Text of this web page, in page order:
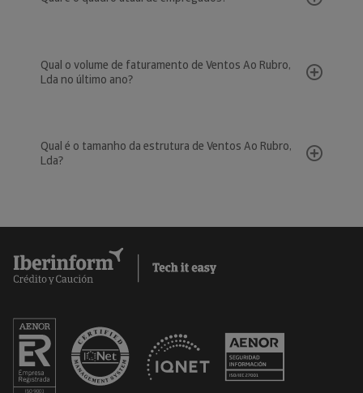
Qual o volume de faturamento de Ventos Ao Rubro,
Lda no último ano?
Qual é o tamanho da estrutura de Ventos Ao Rubro,
Lda?